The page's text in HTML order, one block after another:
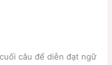
câu để diễn đạt ngữ